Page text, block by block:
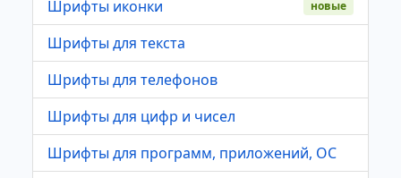
Шрифты иконки новые
Шрифты для текста
Шрифты для телефонов
Шрифты для цифр и чисел
Шрифты для программ, приложений, ОС